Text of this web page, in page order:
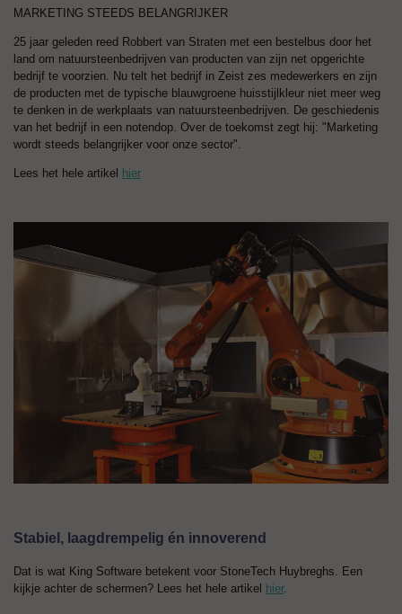
MARKETING STEEDS BELANGRIJKER
25 jaar geleden reed Robbert van Straten met een bestelbus door het
land om natuursteenbedrijven van producten van zijn net opgerichte
bedrijf te voorzien. Nu telt het bedrijf in Zeist zes medewerkers en zijn
de producten met de typische blauwgroene huisstijlkleur niet meer weg
te denken in de werkplaats van natuursteenbedrijven. De geschiedenis
van het bedrijf in een notendop. Over de toekomst zegt hij: "Marketing
wordt steeds belangrijker voor onze sector".
Lees het hele artikel hier
Stabiel, laagdrempelig én innoverend
Dat is wat King Software betekent voor StoneTech Huybreghs. Een
kijkje achter de schermen? Lees het hele artikel hier.